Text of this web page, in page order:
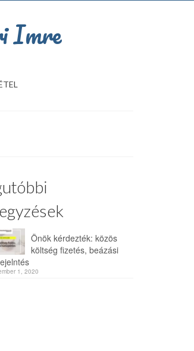
Önök kérdezték: közös
költség fizetés, beázási
1, 2020